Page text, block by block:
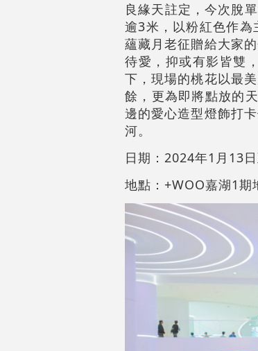
良緣天註定，今次脫
逾3米，以粉紅色作為
蘊藏月老征贈給大家
待愛，抑或有影皆雙
下，現場的桃花以最
餘，更為即將點放的
邊的愛心造型燈飾打
河。
日期：2024年1月13
地點：+WOO嘉湖1期